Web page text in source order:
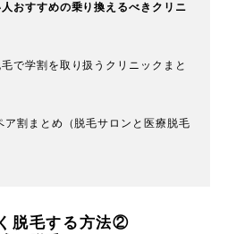
の料金口コミま
おすすめの乗り換えるべきクリニ
で学割を取り扱うクリニックまと
ア割まとめ（脱毛サロンと医療脱毛
脱毛する方法②